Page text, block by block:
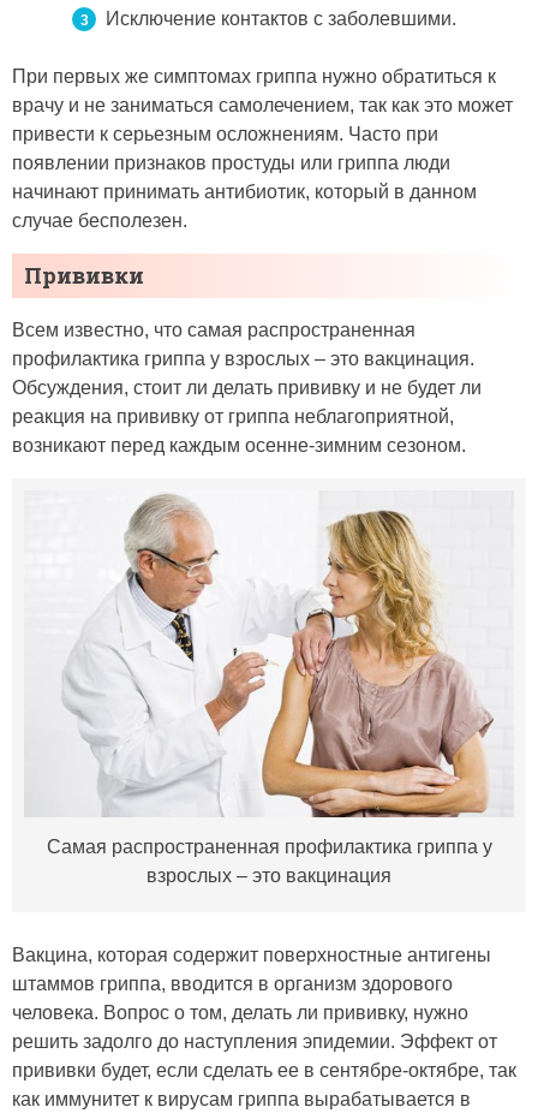
Исключение контактов с заболевшими.
При первых же симптомах гриппа нужно обратиться к
врачу и не заниматься самолечением, так как это может
привести к серьезным осложнениям. Часто при
появлении признаков простуды или гриппа люди
начинают принимать антибиотик, который в данном
случае бесполезен.
Прививки
Всем известно, что самая распространенная
профилактика гриппа у взрослых – это вакцинация.
Обсуждения, стоит ли делать прививку и не будет ли
реакция на прививку от гриппа неблагоприятной,
возникают перед каждым осенне-зимним сезоном.
Самая распространенная профилактика гриппа у
взрослых – это вакцинация
Вакцина, которая содержит поверхностные антигены
штаммов гриппа, вводится в организм здорового
человека. Вопрос о том, делать ли прививку, нужно
решить задолго до наступления эпидемии. Эффект от
прививки будет, если сделать ее в сентябре-октябре, так
как иммунитет к вирусам гриппа вырабатывается в